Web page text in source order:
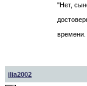
"Нет,
времени.
ilia2002